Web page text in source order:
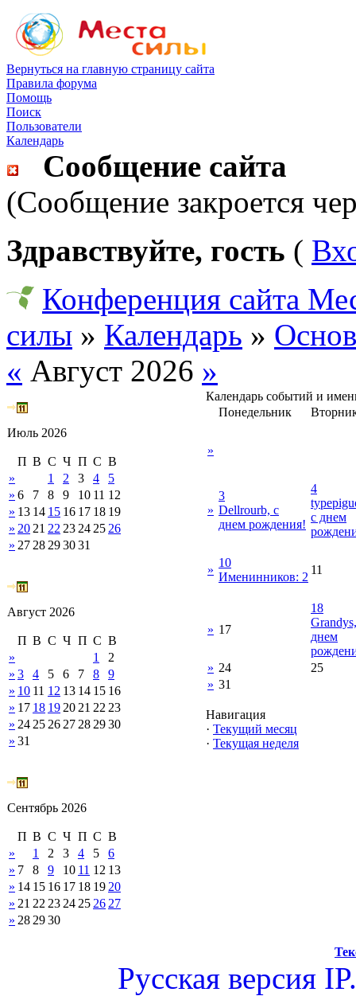
Вернуться на главную страницу сайта
Правила форума
Помощь
Поиск
Пользователи
Календарь
Сообщение сайта
(Сообщение закроется
Здравствуйте, гость (
Конференция сайта
силы » Календарь »
« Август 2026 »
Июль 2026
П В С Ч П С В
»
1 2 3 4
5
» 6 7 8 9 10 11 12
» 13 14 15 16 17 18 19
» 20 21 22 23 24 25 26
» 27 28 293031
Август 2026
П В С Ч П С В
»
1
2
» 3 4 5 6 7 8
9
» 10 11 12 13 14 15 16
» 17 18 19 20 21 22 23
» 24 25 26 27 28 2930
» 31
Сентябрь 2026
П В С Ч П С В
»
1 2 3 4 5
6
» 7 8 9 10 11 12 13
» 14 15 16 17 18 19 20
» 21 22 23 24 25 26 27
» 28 2930
Календарь событий и
Понедельник
»
»
3
Dellrourb, с
днем рождения!
4
с днем
»
10
Именинников: 2
11
» 17
18
днем
» 24
25
» 31
Навигация
· Текущий месяц
· Текущая неделя
Русская версия